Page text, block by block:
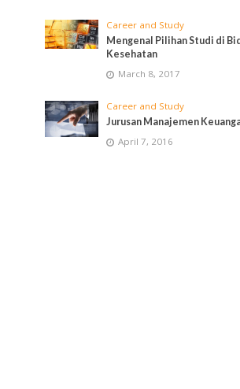
Career and Study
Mengenal Pilihan Studi di
Kesehatan
March 8, 2017
Career and Study
Jurusan Manajemen
April 7, 2016